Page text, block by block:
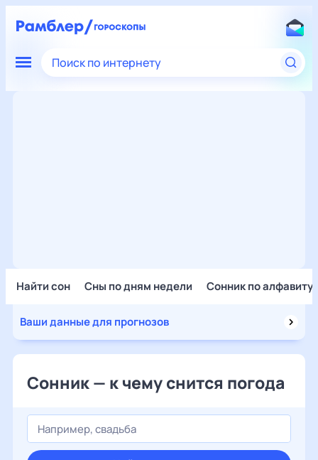
Поиск по интернету
Найти сон Сны по дням недели Сонник по алфавиту
Ваши данные для прогнозов
Сонник — к чему снится погода